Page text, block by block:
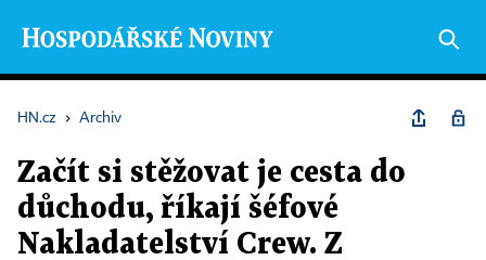
HN.cz › Archiv
Začít si stěžovat je cesta do
důchodu, říkají šéfové
Nakladatelství Crew. Z